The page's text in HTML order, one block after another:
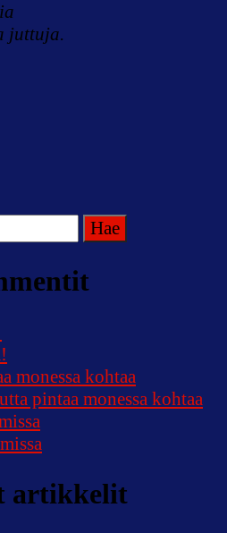
juttuja.
monessa kohtaa
pintaa monessa kohtaa
artikkelit